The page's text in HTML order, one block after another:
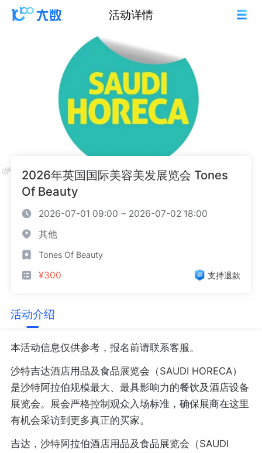
活动详情
2026年英国国际美容美发展览会 Tones
Of Beauty
2026-07-01 09:00 ~ 2026-07-02 18:00
其他
Tones Of Beauty
¥300 支持退款
活动介绍
本活动信息仅供参考，报名前请联系客服。
沙特吉达酒店用品及食品展览会（SAUDI HORECA）
是沙特阿拉伯规模最大、最具影响力的餐饮及酒店设备
展览会。展会严格控制观众入场标准，确保展商在这里
有机会采访到更多真正的买家。
吉达，沙特阿拉伯酒店用品及食品展览会（SAUDI